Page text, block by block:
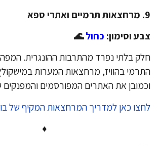
וסימון:כחול🌊
בלתי נפרד מהתרבות ההונגרית. המפה
בהוויז, מרחצאות המערות במישקולץ-
את האתרים המפורסמים והמפנקים
כאן למדריך המרחצאות המקיף של